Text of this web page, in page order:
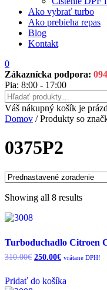
Ako vybrať turbo
Ako prebieha repas
Blog
Kontakt
0
Zákaznícka podpora:
Pia: 8:00 - 17:00
Hľadať:
Váš nákupný košík je
Domov / Produkty so
0375P2
Showing all 8 results
Turboduchadlo Citroen
310.00€ Original
310.00€.
250.00€Current
250.00€.
vrátane DPH!
Pridať do košíka